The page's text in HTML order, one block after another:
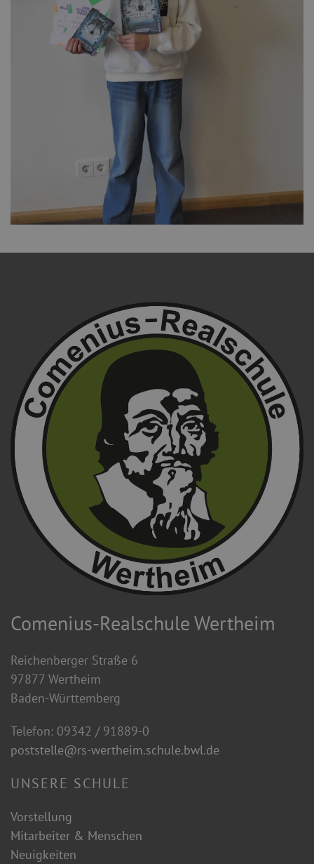
Comenius-Realschule Wertheim
Reichenberger Straße 6
97877 Wertheim
Baden-Württemberg
Telefon: 09342 / 91889-0
poststelle@rs-wertheim.schule.bwl.de
UNSERE SCHULE
Vorstellung
Mitarbeiter & Menschen
Neuigkeiten